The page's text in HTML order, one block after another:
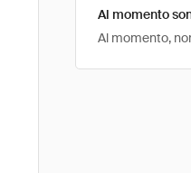
Al momento
Al momento,